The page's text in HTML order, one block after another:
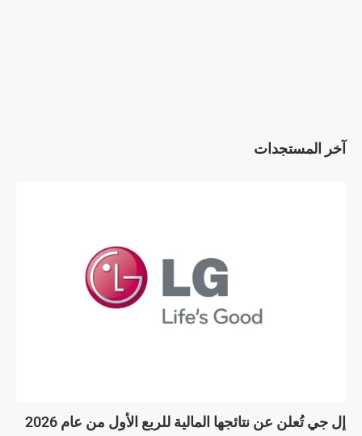
آخر المستجدات
إل جي تُعلن عن نتائجها المالية للربع الأول من عام 2026